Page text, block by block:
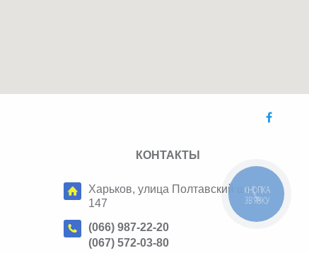
КОНТАКТЫ
Харьков, улица Полтавский шлях,
147
(066) 987-22-20
(067) 572-03-80
КНОПКА
ЗВ'ЯЗКУ